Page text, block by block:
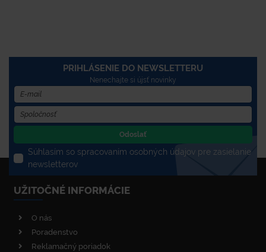
PRIHLÁSENIE DO NEWSLETTERU
Nenechajte si újsť novinky
Odoslať
Súhlasím so spracovaním osobných údajov pre zasielanie
newsletterov
UŽITOČNÉ INFORMÁCIE
O nás
Poradenstvo
Reklamačný poriadok